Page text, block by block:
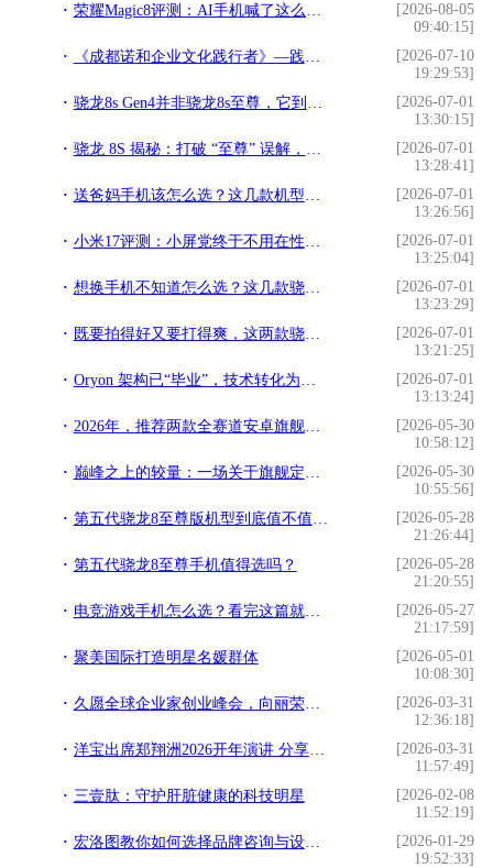
荣耀Magic8评测：AI手机喊了这么多年，这台终于像个“管家”了
[2026-08-05
09:40:15]
《成都诺和企业文化践行者》—践行文化，榜样力量
[2026-07-10
19:29:53]
骁龙8s Gen4并非骁龙8s至尊，它到底是一款怎样的芯片？
[2026-07-01
13:30:15]
骁龙 8S 揭秘：打破 “至尊” 误解，还原真实性能
[2026-07-01
13:28:41]
送爸妈手机该怎么选？这几款机型，让关怀更显高端与贴心
[2026-07-01
13:26:56]
小米17评测：小屏党终于不用在性能和手感之间做选择了
[2026-07-01
13:25:04]
想换手机不知道怎么选？这几款骁龙旗舰机帮你把把关
[2026-07-01
13:23:29]
既要拍得好又要打得爽，这两款骁龙8至尊版旗舰一步到位
[2026-07-01
13:21:25]
Oryon 架构已“毕业”，技术转化为资产，高通的深层底气
[2026-07-01
13:13:24]
2026年，推荐两款全赛道安卓旗舰，全面无短板
[2026-05-30
10:58:12]
巅峰之上的较量：一场关于旗舰定义的革命
[2026-05-30
10:55:56]
第五代骁龙8至尊版机型到底值不值得买？
[2026-05-28
21:26:44]
第五代骁龙8至尊手机值得选吗？
[2026-05-28
21:20:55]
电竞游戏手机怎么选？看完这篇就有答案了
[2026-05-27
21:17:59]
聚美国际打造明星名媛群体
[2026-05-01
10:08:30]
久愿全球企业家创业峰会，向丽荣获全球优秀企业家荣誉
[2026-03-31
12:36:18]
洋宝出席郑翔洲2026开年演讲 分享“企业家权威IP打造
[2026-03-31
11:57:49]
三壹肽：守护肝脏健康的科技明星
[2026-02-08
11:52:19]
宏洛图教你如何选择品牌咨询与设计伙伴？理性视角下的专业参考
[2026-01-29
19:52:33]